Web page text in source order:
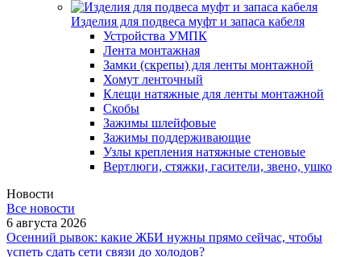
Изделия для подвеса муфт и запаса кабеля
Устройства УМПК
Лента монтажная
Замки (скрепы) для ленты монтажной
Хомут ленточный
Клещи натяжные для ленты монтажной
Скобы
Зажимы шлейфовые
Зажимы поддерживающие
Узлы крепления натяжные стеновые
Вертлюги, стяжки, гасители, звено, ушко
Новости
Все новости
6 августа 2026
Осенний рывок: какие ЖБИ нужны прямо сейчас, чтобы
успеть сдать сети связи до холодов?